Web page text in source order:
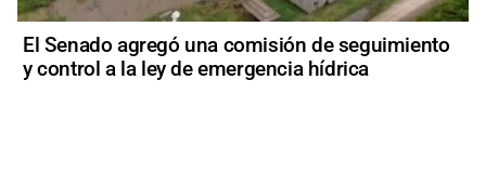
El Senado agregó una comisión de seguimiento
y control a la ley de emergencia hídrica